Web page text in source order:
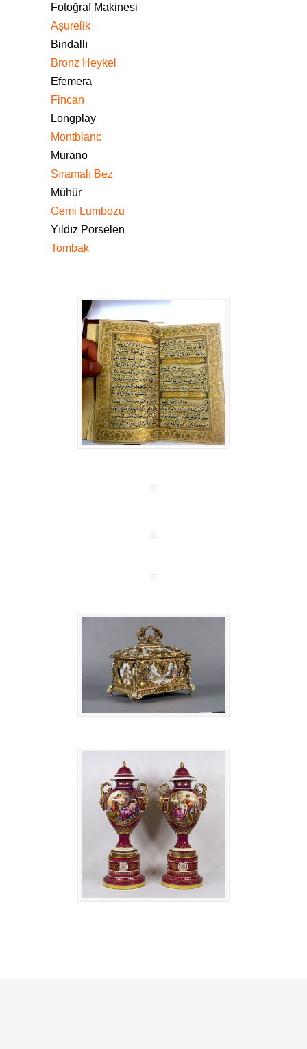
Fotoğraf Makinesi
Aşurelik
Bindallı
Bronz Heykel
Efemera
Fincan
Longplay
Montblanc
Murano
Sıramalı Bez
Mühür
Gemi Lumbozu
Yıldız Porselen
Tombak